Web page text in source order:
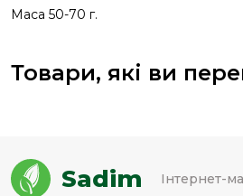
Маса 50-70 г.
Товари, які ви
Sadim Інтернет-